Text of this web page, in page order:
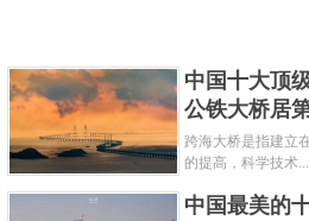
中国十大顶
公铁大桥居
跨海大桥是指建立
的提高，科学技术...
中国最美的